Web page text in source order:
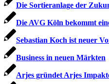
Die Sortieranlage der
Die AVG Köln bekommt
Sebastian Koch ist neuer
Business in neuen Märkten
Arjes gründet Arjes